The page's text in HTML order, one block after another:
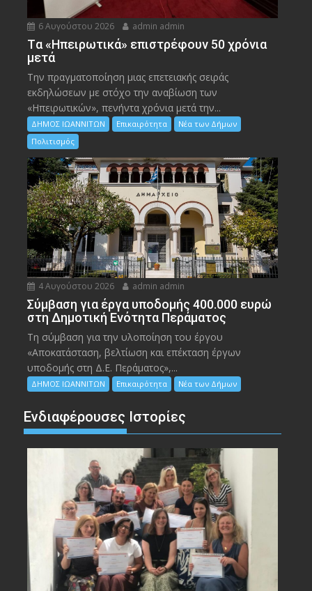
6 Αυγούστου 2026 admin admin
Tα «Ηπειρωτικά» επιστρέφουν 50 χρόνια
μετά
Την πραγματοποίηση μιας επετειακής σειράς
εκδηλώσεων με στόχο την αναβίωση των
«Ηπειρωτικών», πενήντα χρόνια μετά την...
ΔΗΜΟΣ ΙΩΑΝΝΙΤΩΝ Επικαιρότητα
Νέα των Δήμων
Πολιτισμός
4 Αυγούστου 2026 admin admin
Σύμβαση για έργα υποδομής 400.000 ευρώ
στη Δημοτική Ενότητα Περάματος
Τη σύμβαση για την υλοποίηση του έργου
«Αποκατάσταση, βελτίωση και επέκταση έργων
υποδομής στη Δ.Ε. Περάματος»,...
ΔΗΜΟΣ ΙΩΑΝΝΙΤΩΝ Επικαιρότητα Νέα των Δήμων
Ενδιαφέρουσες Ιστορίες